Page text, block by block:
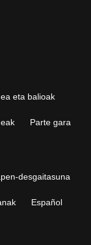
eta balioak
Parte gara
desgaitasuna
Español